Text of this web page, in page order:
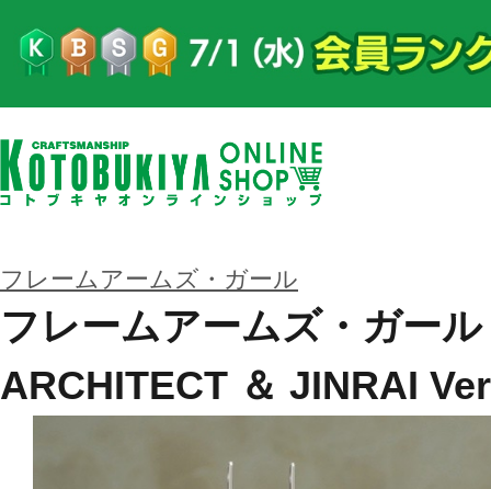
フレームアームズ・ガール
フレームアームズ・ガー
ARCHITECT ＆ JINRAI